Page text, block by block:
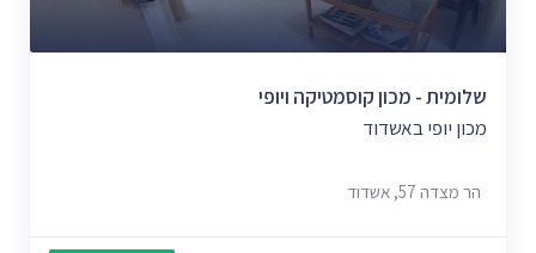
שלומית - מכון קוסמטיקה ויופי
מכון יופי באשדוד
הר מצדה 57, אשדוד